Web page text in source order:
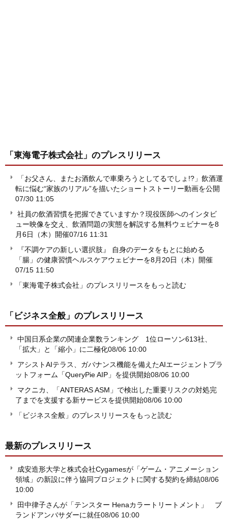
「東海電子株式会社」 のプレスリリース
「お父さん、またお酒飲んで車乗ろうとしてるでしょ!?」飲酒運
転に悩む“家族のリアル”を描いたショートストーリー動画を公開
07/30 11:05
社員の飲酒習慣を把握できていますか？現役医師へのインタビ
ュー映像を交え、飲酒問題の実態を解説する無料ウェビナーを8
月6日（木）開催07/16 11:31
『不調ケアの新しい選択肢』 自身のデータをもとに始める
「腸」の健康習慣ヘルスケアウェビナーを8月20日（木）開催
07/15 11:50
「東海電子株式会社」のプレスリリースをもっと読む
「ビジネス全般」 のプレスリリース
中国日系企業の関連企業数ランキング 1位ローソン613社、
「拡大」と「縮小」に二極化08/06 10:00
アシストAIテラス、ガバナンス機能を備えたAIエージェントプラ
ットフォーム「QueryPie AIP」を提供開始08/06 10:00
マクニカ、「ANTERAS ASM」で検出した重要リスクの対処完
了までを支援する新サービスを提供開始08/06 10:00
「ビジネス全般」のプレスリリースをもっと読む
最新のプレスリリース
成安造形大学と株式会社Cygamesが「ゲーム・アニメーション
領域」の新設に伴う協同プロジェクトに関する契約を締結08/06
10:00
田中律子さんが「テンスター Henaカラートリートメント」 ブ
ランドアンバサダーに就任08/06 10:00